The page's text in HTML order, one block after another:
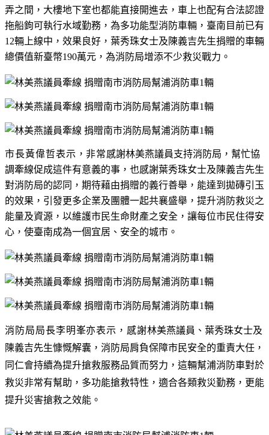
弄之間，大樓地下室也都能直接開進去，車上也配有合法認證
拖船鉤可執行水域勤務，為多功能型消防車輛，臺南目前已有
12輛上線中，效果良好，葉秀珠女士及陳義吉先生捐贈的車輛
總價值新臺幣190萬元，為消防局增添不少救災戰力。
市長黃偉哲表示，非常感謝林美燕議員支持消防局，幫忙協
調牽線促成這件有意義的事，也感謝葉秀珠女士及陳義吉先生
對消防局的認同，期待藉由捐贈的義行善舉，能達到拋磚引玉
的效果，引發更多企業及團體一起共襄盛舉，提升消防救災之
能量及資源，以維護市民生命財產之安全，讓每位市民住得安
心，使臺南成為一個宜居、安全的城市。
消防局局長李明峯亦表示，感謝林美燕議員、葉秀珠女士及
陳義吉先生慷慨解囊，消防局肩負保障市民安全的重責大任，
同仁會持續為提升搶救服務品質而努力， 這輛幫浦消防車對於
救災非常有幫助，多功能搶救特性，適合各類救災勤務， 更能
提升災害搶救之效能。